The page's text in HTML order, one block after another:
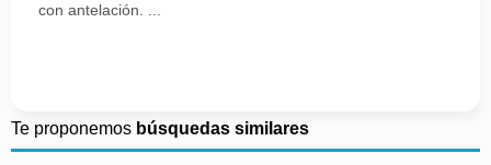
con antelación. ...
Te proponemos búsquedas similares